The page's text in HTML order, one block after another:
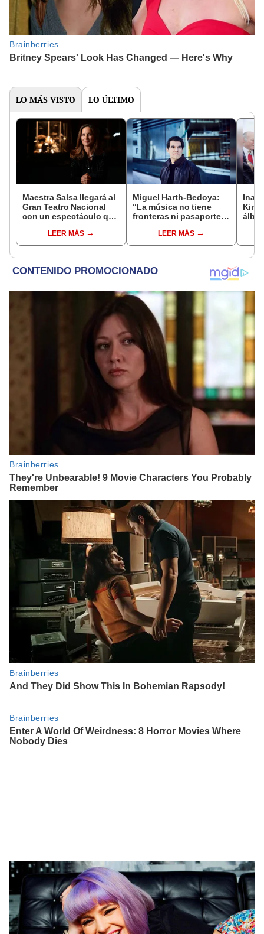
LO MÁS VISTO LO ÚLTIMO
Maestra Salsa llegará al
Gran Teatro Nacional
con un espectáculo que
vivo, danza y teatro
LEER MÁS
Miguel Harth-Bedoya:
“La música no tiene
fronteras ni pasaporte,
etiquetas”LEER MÁS
Kind